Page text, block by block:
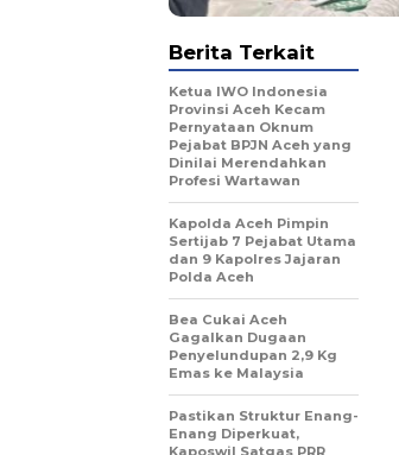
Berita Terkait
Ketua IWO Indonesia
Provinsi Aceh Kecam
Pernyataan Oknum
Pejabat BPJN Aceh yang
Dinilai Merendahkan
Profesi Wartawan
Kapolda Aceh Pimpin
Sertijab 7 Pejabat Utama
dan 9 Kapolres Jajaran
Polda Aceh
Bea Cukai Aceh
Gagalkan Dugaan
Penyelundupan 2,9 Kg
Emas ke Malaysia
Pastikan Struktur Enang-
Enang Diperkuat,
Kaposwil Satgas PRR